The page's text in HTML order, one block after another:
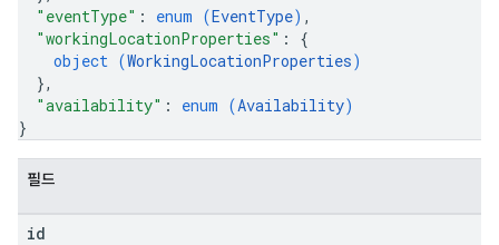
"eventType" : enum (EventType) ,
"workingLocationProperties" : {
object (WorkingLocationProperties)
},
"availability" : enum (Availability)
}
필드
id